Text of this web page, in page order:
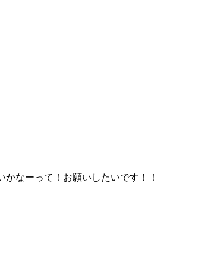
なーって！お願いしたいです！！